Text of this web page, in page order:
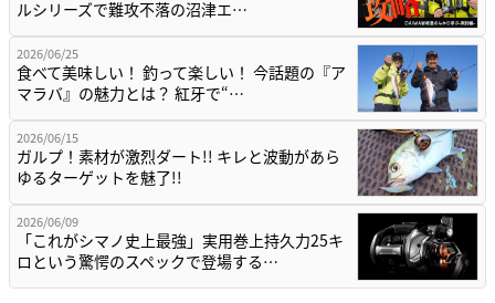
ルシリーズで難攻不落の沼津エ…
2026/06/25
食べて美味しい！ 釣って楽しい！ 今話題の『ア
マラバ』の魅力とは？ 紅牙で“…
2026/06/15
ガルプ！素材が激烈ダート!! キレと波動があら
ゆるターゲットを魅了!!
2026/06/09
「これがシマノ史上最強」実用巻上持久力25キ
ロという驚愕のスペックで登場する…